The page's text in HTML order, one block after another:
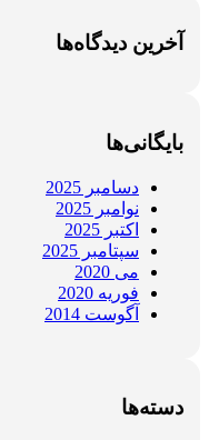
آخرین دیدگاه‌ها
بایگانی‌ها
دسامبر 2025
نوامبر 2025
اکتبر 2025
سپتامبر 2025
می 2020
فوریه 2020
آگوست 2014
دسته‌ها